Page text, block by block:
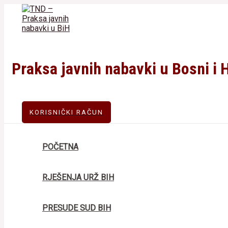
content
Praksa javnih nabavki u Bosni i
KORISNIČKI RAČUN
POČETNA
RJEŠENJA URŽ BIH
PRESUDE SUD BIH